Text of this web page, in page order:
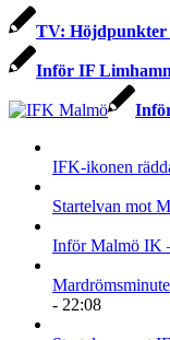
TV: Höjdpunkter
Inför IF
IFK-ikonen
Startelvan mot
Inför Malmö IK
- 22:08